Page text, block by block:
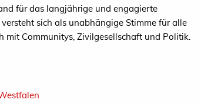
für das langjährige und engagierte
sich als unabhängige Stimme für alle
mit Communitys, Zivilgesellschaft und Politik.